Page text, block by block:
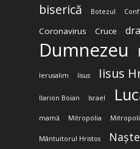
biserică Botezul
Coronavirus
Cruce
Dumnezeu
Ierusalim Iisus Iisus
Ilarion Boian Israel
mamă Mitropolia
Mântuitorul Hristos